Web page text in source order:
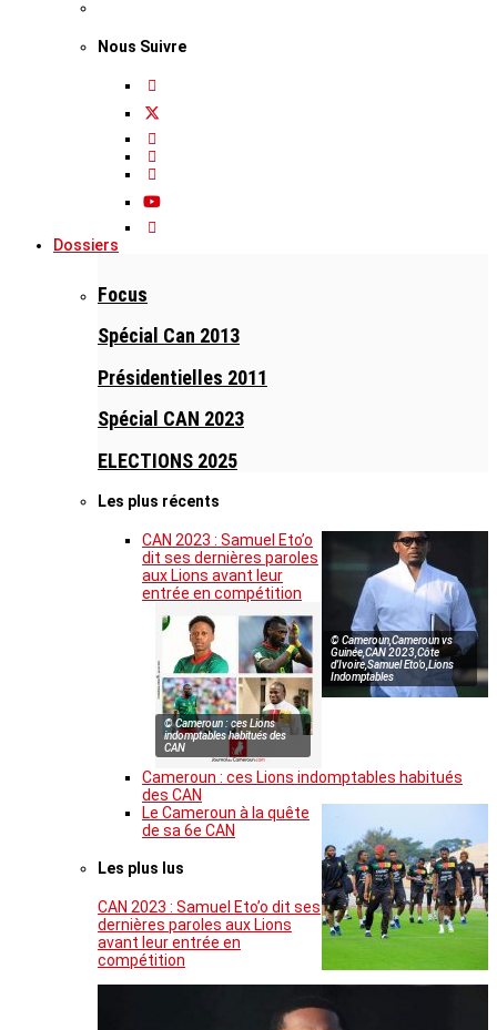
Nous Suivre
Dossiers
Focus
Spécial Can 2013
Présidentielles 2011
Spécial CAN 2023
ELECTIONS 2025
Les plus récents
© Cameroun,Cameroun vs
Guinée,CAN 2023,Côte
d’Ivoire,Samuel Eto’o,Lions
Indomptables
CAN 2023 : Samuel Eto’o
dit ses dernières paroles
aux Lions avant leur
entrée en compétition
© Cameroun : ces Lions
indomptables habitués des
CAN
Cameroun : ces Lions indomptables habitués
des CAN
Le Cameroun à la quête
de sa 6e CAN
Les plus lus
CAN 2023 : Samuel Eto’o dit ses
dernières paroles aux Lions
avant leur entrée en
compétition